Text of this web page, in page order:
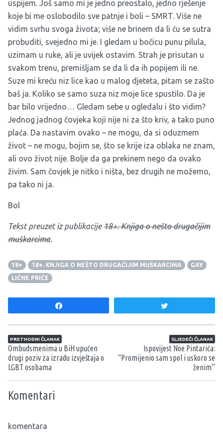
uspijem. Još samo mi je jedno preostalo, jedno rješenje
koje bi me oslobodilo sve patnje i boli – SMRT. Više ne
vidim svrhu svoga života; više ne brinem da li ću se sutra
probuditi, svejedno mi je. I gledam u bočicu punu pilula,
uzimam u ruke, ali je uvijek ostavim. Strah je prisutan u
svakom trenu, premišljam se da li da ih popijem ili ne.
Suze mi kreću niz lice kao u malog djeteta, pitam se zašto
baš ja. Koliko se samo suza niz moje lice spustilo. Da je
bar bilo vrijedno… Gledam sebe u ogledalu i što vidim?
Jednog jadnog čovjeka koji nije ni za što kriv, a tako puno
plaća. Da nastavim ovako – ne mogu, da si oduzmem
život – ne mogu, bojim se, što se krije iza oblaka ne znam,
ali ovo život nije. Bolje da ga prekinem nego da ovako
živim. Sam čovjek je nitko i ništa, bez drugih ne možemo,
pa tako ni ja.
Bol
Tekst preuzet iz publikacije18+. Knjiga o nešto drugačijim
muškarcima.
18+ 18+. KNJIGA O NEŠTO DRUGAČIJIM MUŠKARCIMA
GAY
LIČNE PRIČE
Navigacija članaka
PRETHODNI ČLANAK
Ombudsmenima u BiH upućen
drugi poziv za izradu izvještaja o
LGBT osobama
SLJEDEĆI ČLANAK
Ispovijest Noe Pintarića:
“Promijenio sam spol i uskoro se
ženim”
Komentari
komentara